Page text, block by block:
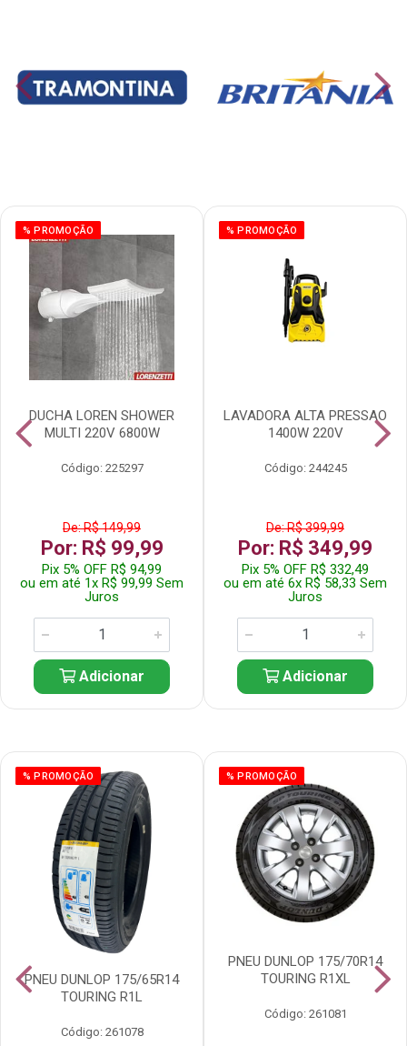
% PROMOÇÃO
DUCHA LOREN SHOWER
MULTI 220V 6800W
Código: 225297
De: R$ 149,99
Por: R$ 99,99
Pix 5% OFF R$ 94,99
ou em até 1x R$ 99,99 Sem
Juros
Adicionar
% PROMOÇÃO
LAVADORA ALTA PRESSAO
1400W 220V
Código: 244245
De: R$ 399,99
Por: R$ 349,99
Pix 5% OFF R$ 332,49
ou em até 6x R$ 58,33 Sem
Juros
Adicionar
% PROMOÇÃO
PNEU DUNLOP 175/65R14
TOURING R1L
Código: 261078
% PROMOÇÃO
PNEU DUNLOP 175/70R14
TOURING R1XL
Código: 261081